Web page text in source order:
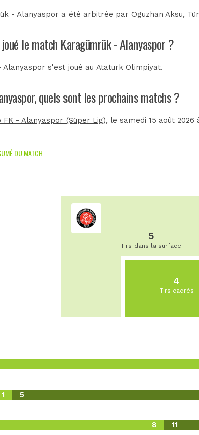
- Alanyaspor a été arbitrée parOguzhan Aksu,
le match Karagümrük - Alanyaspor ?
Alanyaspor s'est joué auAtaturk Olimpiyat.
quels sont les prochains matchs ?
FK - Alanyaspor (Süper Lig), le samedi 15 août 2026
DU MATCH
5
Tirs dans la surface
4
Tirs cadrés
1 5
8 11